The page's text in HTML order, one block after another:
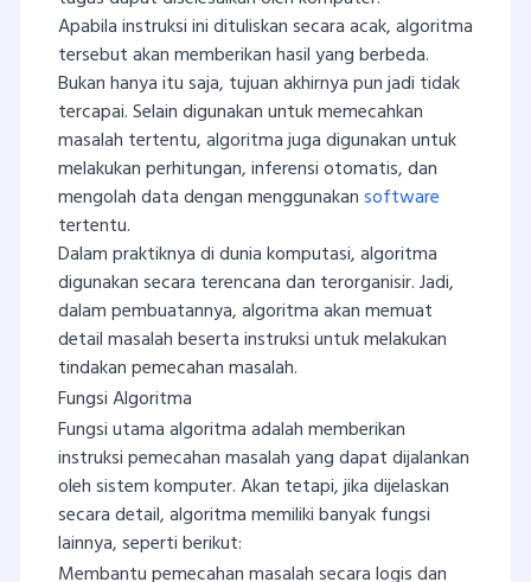
Apabila instruksi ini dituliskan secara acak, algoritma
tersebut akan memberikan hasil yang berbeda.
Bukan hanya itu saja, tujuan akhirnya pun jadi tidak
tercapai. Selain digunakan untuk memecahkan
masalah tertentu, algoritma juga digunakan untuk
melakukan perhitungan, inferensi otomatis, dan
mengolah data dengan menggunakansoftware
tertentu.
Dalam praktiknya di dunia komputasi, algoritma
digunakan secara terencana dan terorganisir. Jadi,
dalam pembuatannya, algoritma akan memuat
detail masalah beserta instruksi untuk melakukan
tindakan pemecahan masalah.
Fungsi Algoritma
Fungsi utama algoritma adalah memberikan
instruksi pemecahan masalah yang dapat dijalankan
oleh sistem komputer. Akan tetapi, jika dijelaskan
secara detail, algoritma memiliki banyak fungsi
lainnya, seperti berikut:
Membantu pemecahan masalah secara logis dan